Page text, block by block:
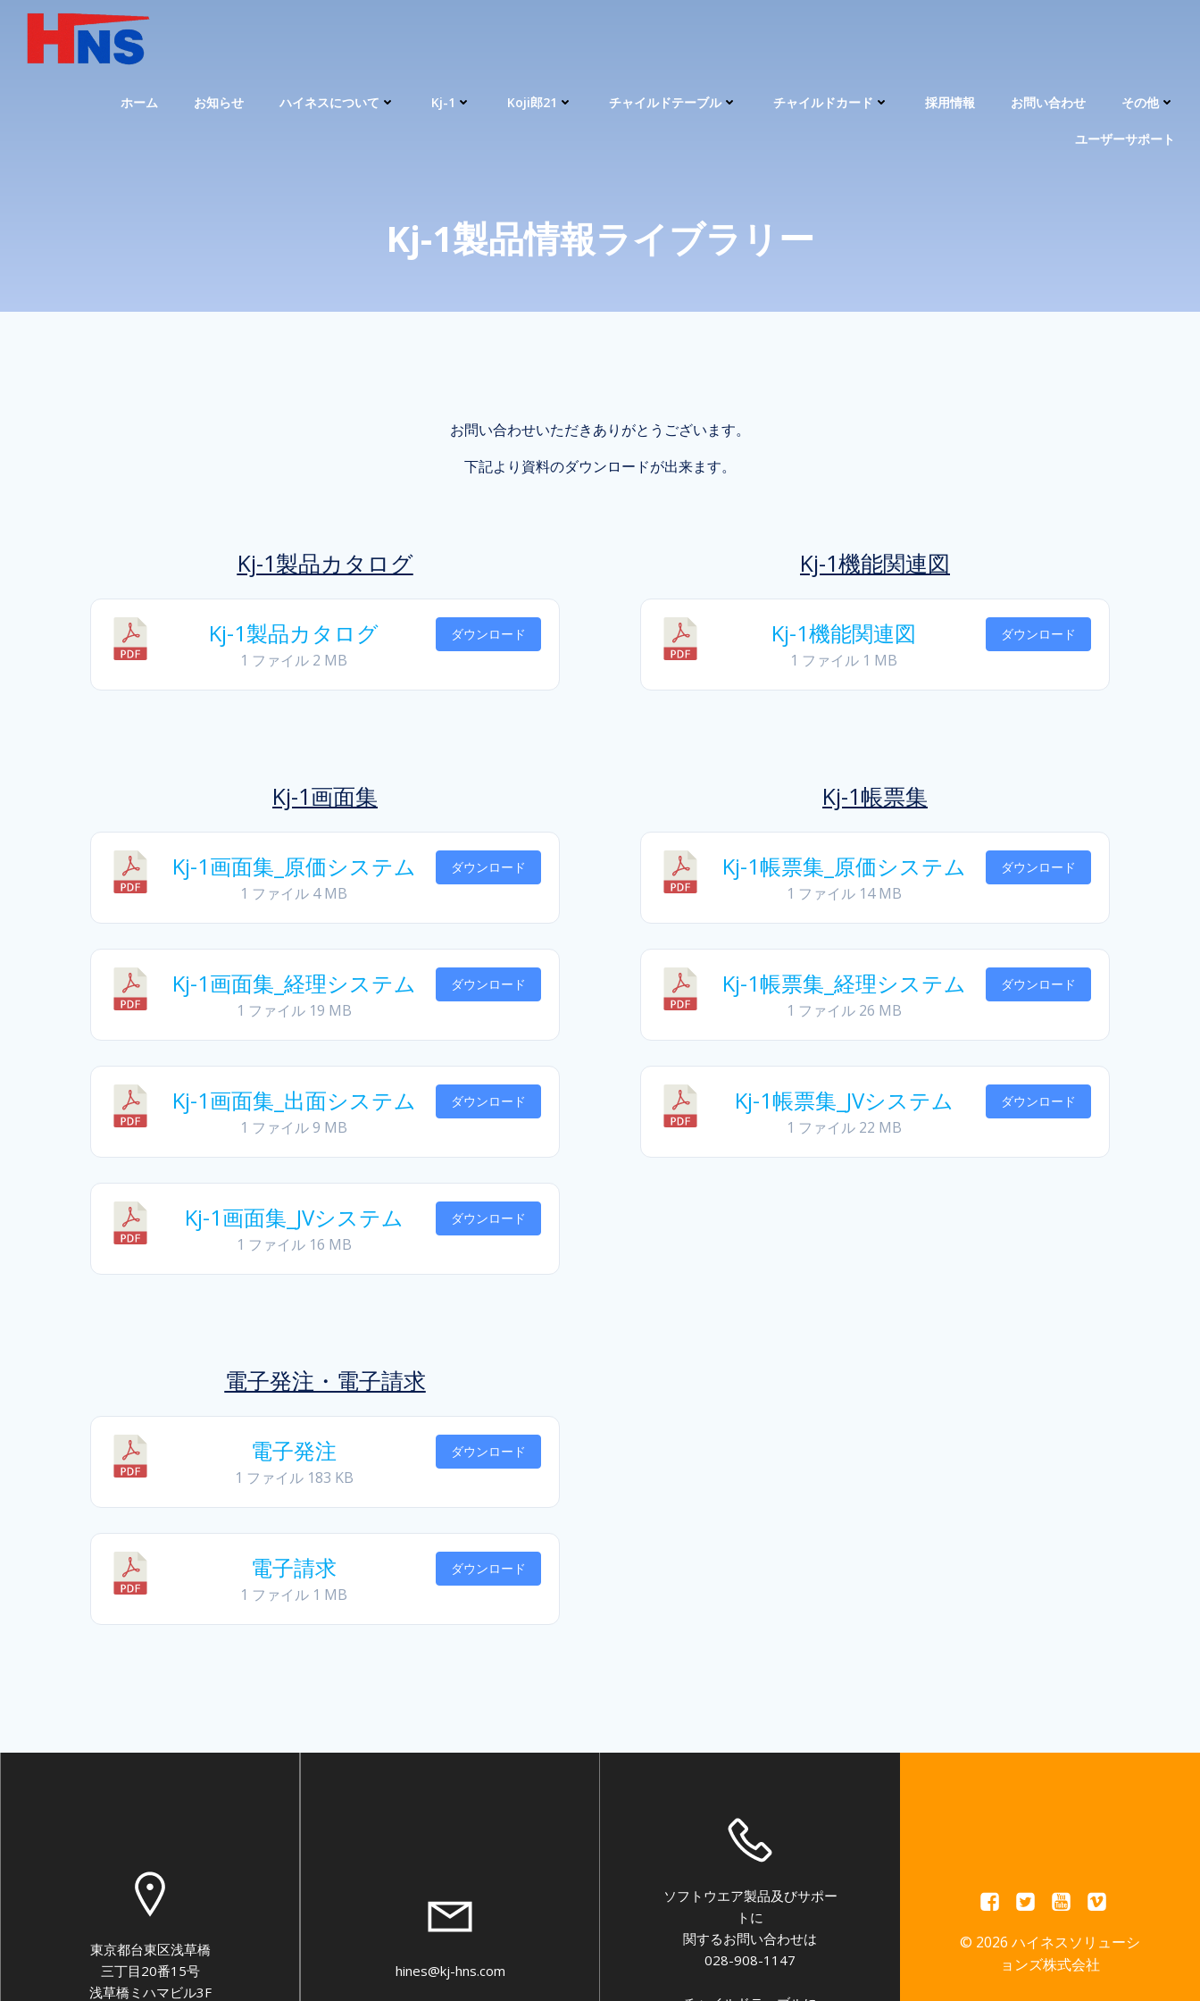
ホーム お知らせ ハイネスについて Kj-1 Koji郎21 チャイルドテーブル チャイルドカード 採用情報 お問い合わせ その他
ユーザーサポート
Kj-1製品情報ライブラリー
お問い合わせいただきありがとうございます。
下記より資料のダウンロードが出来ます。
Kj-1製品カタログ
Kj-1製品カタログ
1 ファイル 2 MB
ダウンロード
Kj-1機能関連図
Kj-1機能関連図
1 ファイル 1 MB
ダウンロード
Kj-1画面集
Kj-1画面集_原価システム
1 ファイル 4 MB
ダウンロード
Kj-1画面集_経理システム
1 ファイル 19 MB
ダウンロード
Kj-1画面集_出面システム
1 ファイル9 MB
ダウンロード
Kj-1画面集_JVシステム
1 ファイル 16 MB
ダウンロード
Kj-1帳票集
Kj-1帳票集_原価システム
1 ファイル 14 MB
ダウンロード
Kj-1帳票集_経理システム
1 ファイル 26 MB
ダウンロード
Kj-1帳票集_JVシステム
1 ファイル 22 MB
ダウンロード
電子発注・電子請求
電子発注
1 ファイル 183 KB
ダウンロード
電子請求
1 ファイル 1 MB
ダウンロード
東京都台東区浅草橋
三丁目20番15号
浅草橋ミハマビル3F
hines@kj-hns.com
ソフトウエア製品及びサポー
トに
関するお問い合わせは
028-908-1147
© 2026 ハイネスソリューシ
ョンズ株式会社